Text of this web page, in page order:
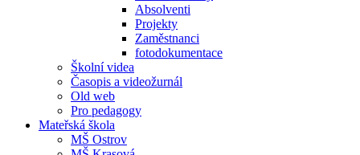
Absolventi
Projekty
Zaměstnanci
fotodokumentace
Školní videa
Časopis a videožurnál
Old web
Pro pedagogy
Mateřská škola
MŠ Ostrov